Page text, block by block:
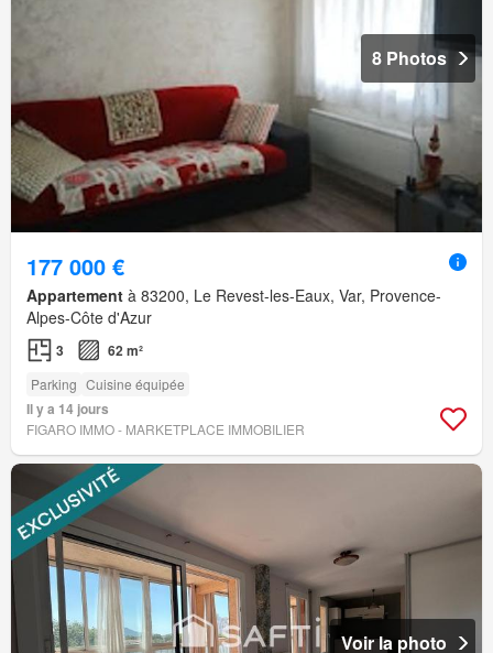
8 Photos
177 000 €
Appartement à 83200, Le Revest-les-Eaux, Var, Provence-
Alpes-Côte d'Azur
3 62 m²
Parking Cuisine équipée
Il y a 14 jours
FIGARO IMMO - MARKETPLACE IMMOBILIER
Voir la photo